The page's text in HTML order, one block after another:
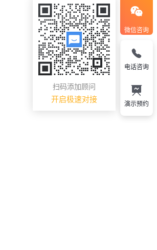
微信咨询
扫码添加顾问
开启极速对接
电话咨询
演示预约